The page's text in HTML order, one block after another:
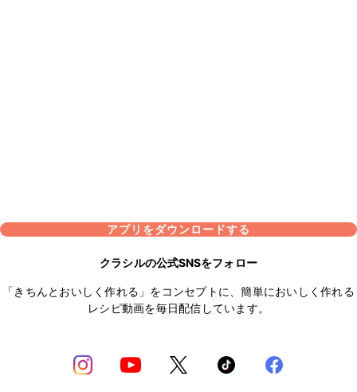
アプリをダウンロードする
クラシルの公式SNSをフォロー
「きちんとおいしく作れる」をコンセプトに、簡単においしく作れる
レシピ動画を毎日配信しています。